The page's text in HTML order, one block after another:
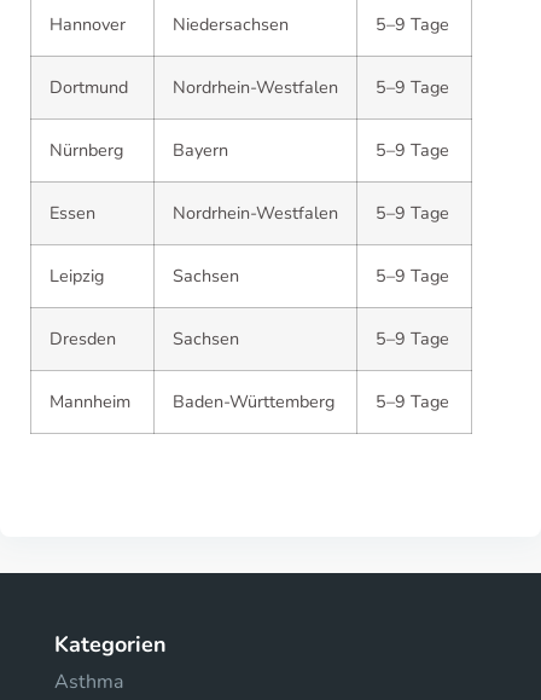
Hannover Niedersachsen 5–9 Tage
Dortmund Nordrhein-Westfalen 5–9 Tage
Nürnberg Bayern 5–9 Tage
Essen Nordrhein-Westfalen 5–9 Tage
Leipzig Sachsen 5–9 Tage
Dresden Sachsen 5–9 Tage
Mannheim Baden-Württemberg 5–9 Tage
Kategorien
Asthma